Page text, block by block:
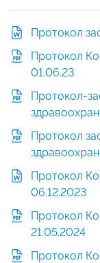
Протокол
Протокол
01.06.23
Протокол-
Протокол
Протокол
06.12.2023
Протокол
21.05.2024
Протокол